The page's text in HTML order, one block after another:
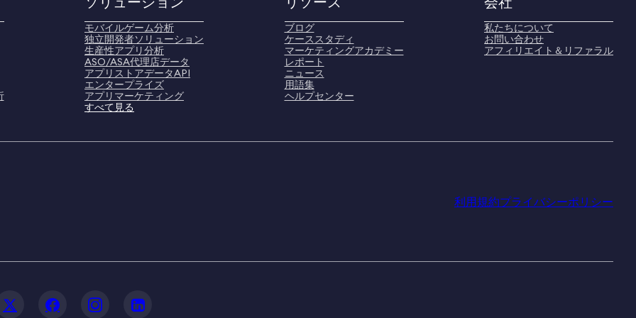
モバイルゲーム分析
独立開発者ソリューション
生産性アプリ分析
ASO/ASA代理店データ
アプリストアデータAPI
エンタープライズ
アプリマーケティング
すべて見る
ブログ
ケーススタディ
マーケティングアカデミー
レポート
ニュース
用語集
ヘルプセンター
私たちについて
お問い合わせ
アフィリエイト＆リファラル
利用規約プライバシーポリシー